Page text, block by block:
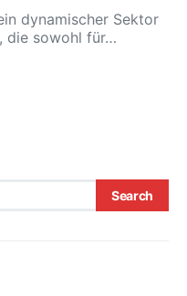
dynamischer Sektor
die sowohl für…
Search